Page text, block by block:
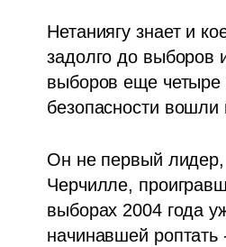
Нетаниягу знает и
задолго до выборов
выборов еще четыре
безопасности
Он не первый лидер,
Черчилле,
выборах 2004 года
начинавшей